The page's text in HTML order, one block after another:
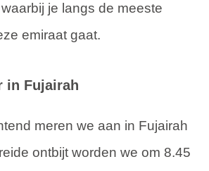
je langs de meeste
emiraat gaat.
in Fujairah
meren we aan in Fujairah
ontbijt worden we om 8.45